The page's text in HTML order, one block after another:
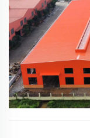
пайдалы жүгі 0,25